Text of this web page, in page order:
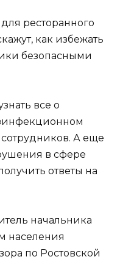
ресторанного
как избежать
безопасными
все о
А еще
в сфере
ответы на
начальника
населения
по Ростовской